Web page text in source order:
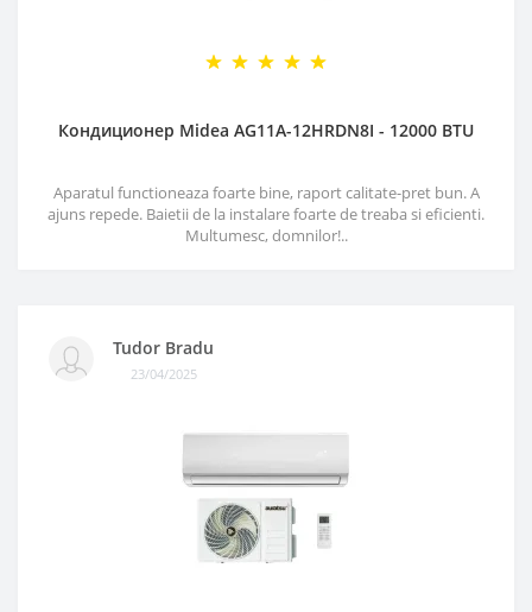
Кондиционер Midea AG11A-12HRDN8I - 12000 BTU
Aparatul functioneaza foarte bine, raport calitate-pret bun. A
ajuns repede. Baietii de la instalare foarte de treaba si eficienti.
Multumesc, domnilor!..
Tudor Bradu
23/04/2025